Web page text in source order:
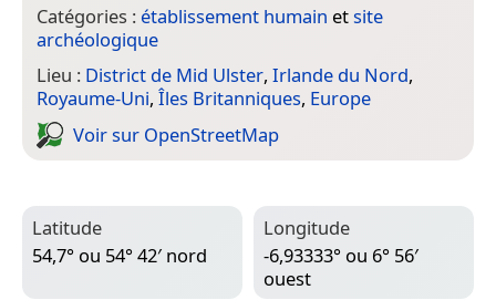
Catégories : établissement humain etsite
archéologique
Lieu : District de Mid Ulster, Irlande du Nord,
Royaume-Uni, Îles Britanniques, Europe
Voir sur Open­Street­Map
Latitude
54,7° ou 54° 42′ nord
Longitude
-6,93333° ou 6° 56′
ouest